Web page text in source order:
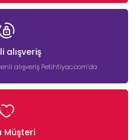
alışveriş
alışveriş Petihtiyac.com’da
Müşteri